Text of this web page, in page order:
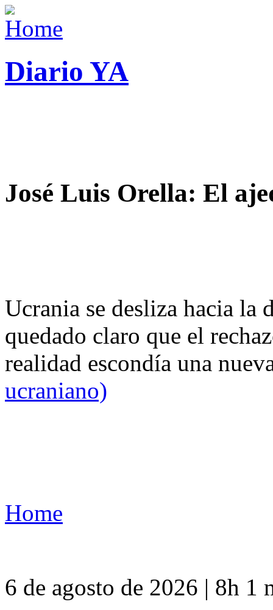
Diario YA
José Luis Orella: El
Ucrania se desliza hacia
quedado claro que el
realidad escondía una
ucraniano)
Home
6 de agosto de 2026 | 8h 1